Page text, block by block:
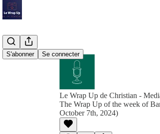
S'abonner Se connecter
Le Wrap Up de Christian -
The Wrap Up of the week of
October 7th, 2024)